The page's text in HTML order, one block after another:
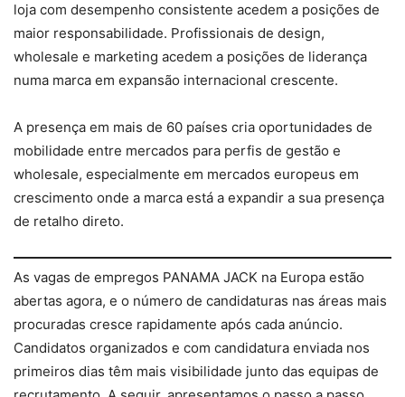
loja com desempenho consistente acedem a posições de
maior responsabilidade. Profissionais de design,
wholesale e marketing acedem a posições de liderança
numa marca em expansão internacional crescente.
A presença em mais de 60 países cria oportunidades de
mobilidade entre mercados para perfis de gestão e
wholesale, especialmente em mercados europeus em
crescimento onde a marca está a expandir a sua presença
de retalho direto.
As vagas de empregos PANAMA JACK na Europa estão
abertas agora, e o número de candidaturas nas áreas mais
procuradas cresce rapidamente após cada anúncio.
Candidatos organizados e com candidatura enviada nos
primeiros dias têm mais visibilidade junto das equipas de